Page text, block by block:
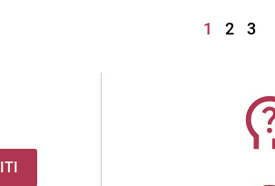
1 2 3